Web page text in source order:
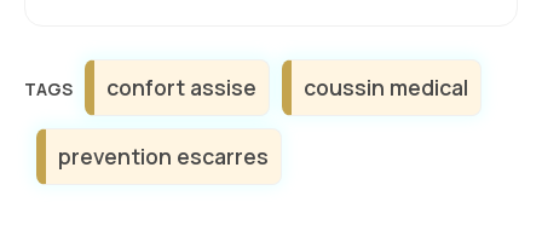
Étiquettes
confort assise coussin medical
prevention escarres